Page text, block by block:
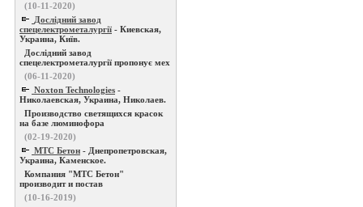
(10-11-2020)
Дослідний завод
спецелектрометалургії - Киевская,
Украина, Київ.
Дослідний завод
спецелектрометалургії пропонує мех
(06-11-2020)
Noxton Technologies -
Николаевская, Украина, Николаев.
Производство светящихся красок
на базе люминофора
(02-19-2020)
МТС Бетон - Днепропетровская,
Украина, Каменское.
Компания "МТС Бетон"
производит и постав
(10-16-2019)